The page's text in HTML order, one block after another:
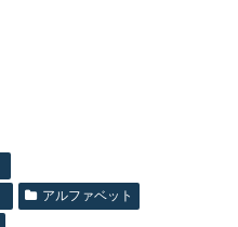
アルファベット